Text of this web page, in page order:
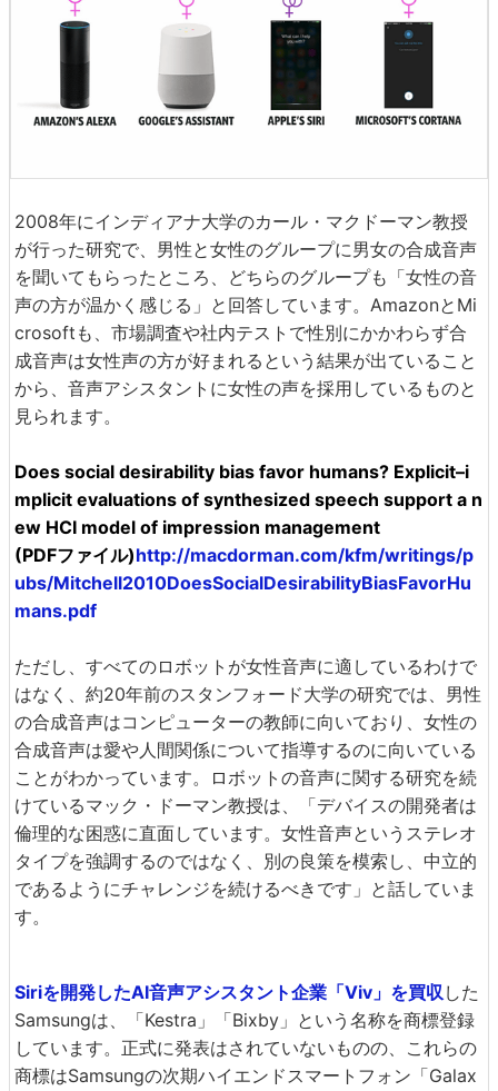
2008年にインディアナ大学のカール・マクドーマン教授
が行った研究で、男性と女性のグループに男女の合成音声
を聞いてもらったところ、どちらのグループも「女性の音
声の方が温かく感じる」と回答しています。AmazonとMi
crosoftも、市場調査や社内テストで性別にかかわらず合
成音声は女性声の方が好まれるという結果が出ていること
から、音声アシスタントに女性の声を採用しているものと
見られます。
Does social desirability bias favor humans? Explicit–i
mplicit evaluations of synthesized speech support a n
ew HCI model of impression management
(PDFファイル)http://macdorman.com/kfm/writings/p
ubs/Mitchell2010DoesSocialDesirabilityBiasFavorHu
mans.pdf
ただし、すべてのロボットが女性音声に適しているわけで
はなく、約20年前のスタンフォード大学の研究では、男性
の合成音声はコンピューターの教師に向いており、女性の
合成音声は愛や人間関係について指導するのに向いている
ことがわかっています。ロボットの音声に関する研究を続
けているマック・ドーマン教授は、「デバイスの開発者は
倫理的な困惑に直面しています。女性音声というステレオ
タイプを強調するのではなく、別の良策を模索し、中立的
であるようにチャレンジを続けるべきです」と話していま
す。
Siriを開発したAI音声アシスタント企業「Viv」を買収した
Samsungは、「Kestra」「Bixby」という名称を商標登録
しています。正式に発表はされていないものの、これらの
商標はSamsungの次期ハイエンドスマートフォン「Galax